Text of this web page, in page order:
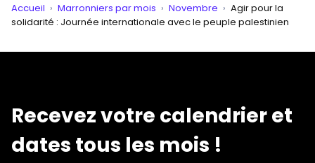
Accueil › Marronniers par mois › Novembre › Agir pour la
solidarité : Journée internationale avec le peuple palestinien
Recevez votre calendrier et
dates tous les mois !